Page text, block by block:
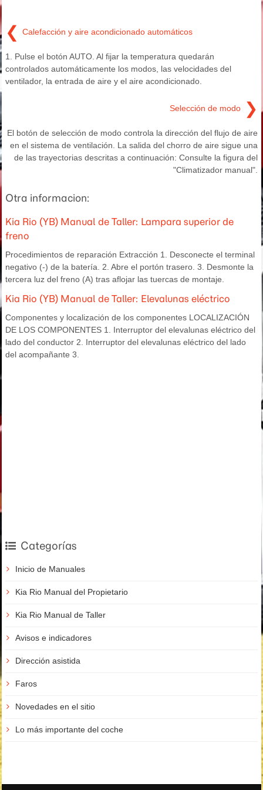
❮ Calefacción y aire acondicionado automáticos
1. Pulse el botón AUTO. Al fijar la temperatura quedarán
controlados automáticamente los modos, las velocidades del
ventilador, la entrada de aire y el aire acondicionado.
Selección de modo ❯
El botón de selección de modo controla la dirección del flujo de aire
en el sistema de ventilación. La salida del chorro de aire sigue una
de las trayectorias descritas a continuación: Consulte la figura del
"Climatizador manual".
Otra informacion:
Kia Rio (YB) Manual de Taller: Lampara superior de
freno
Procedimientos de reparación Extracción 1. Desconecte el terminal
negativo (-) de la batería. 2. Abre el portón trasero. 3. Desmonte la
tercera luz del freno (A) tras aflojar las tuercas de montaje.
Kia Rio (YB) Manual de Taller: Elevalunas eléctrico
Componentes y localización de los componentes LOCALIZACIÓN
DE LOS COMPONENTES 1. Interruptor del elevalunas eléctrico del
lado del conductor 2. Interruptor del elevalunas eléctrico del lado
del acompañante 3.
Categorías
Inicio de Manuales
Kia Rio Manual del Propietario
Kia Rio Manual de Taller
Avisos e indicadores
Dirección asistida
Faros
Novedades en el sitio
Lo más importante del coche